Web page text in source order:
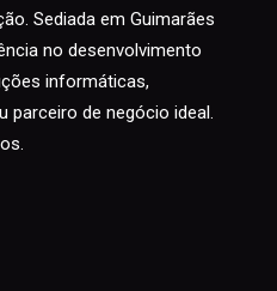
Sediada em Guimarães
no desenvolvimento
informáticas,
parceiro de negócio ideal.